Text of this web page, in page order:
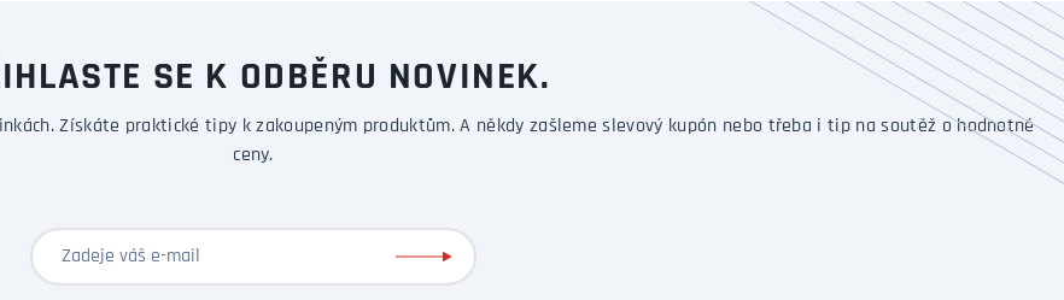
SE K ODBĚRU NOVINEK.
Získáte praktické tipy k zakoupeným produktům. A někdy zašleme slevový kupón nebo třeba i tip na soutěž o hodnotné
ceny.